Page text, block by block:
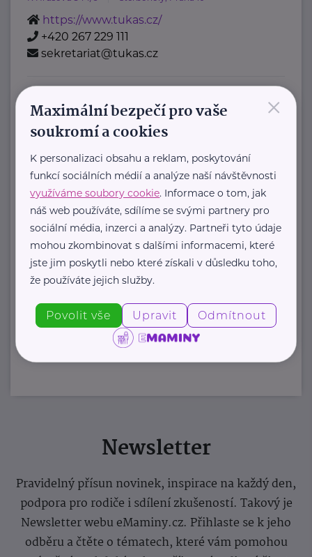
https://www.tukas.cz/
+420 267 229 111
sekretariat@tukas.cz
Zobrazit přehled společností
Newsletter
Pravidelný přísun novinek, inspirace na každý den,
podpora pro rodiče i sdílení zkušeností. Takový je
Newsletter webu eMaminy.cz. Přihlaste se k jeho
odběru a čtěte o tématech, které vám pomohou
×
Maximální bezpečí pro vaše
soukromí a cookies
K personalizaci obsahu a reklam, poskytování
funkcí sociálních médií a analýze naší návštěvnosti
využíváme soubory cookie. Informace o tom, jak
náš web používáte, sdílíme se svými partnery pro
sociální média, inzerci a analýzy. Partneři tyto údaje
mohou zkombinovat s dalšími informacemi, které
jste jim poskytli nebo které získali v důsledku toho,
že používáte jejich služby.
Povolit vše Upravit Odmítnout